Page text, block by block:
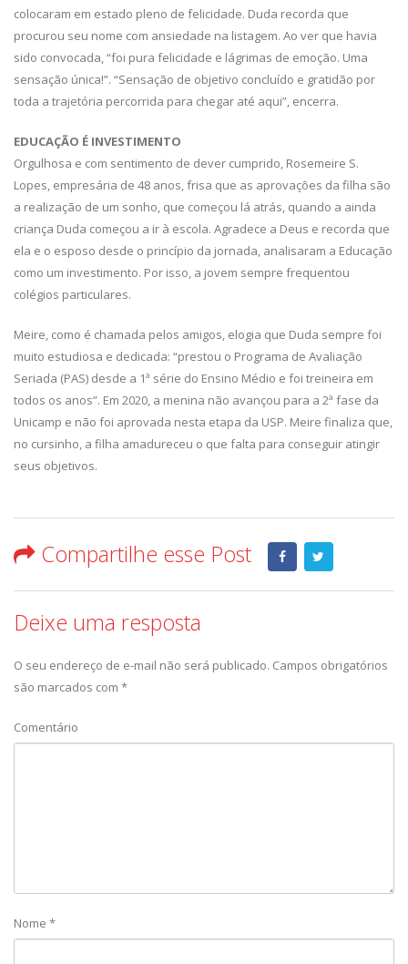
colocaram em estado pleno de felicidade. Duda recorda que
procurou seu nome com ansiedade na listagem. Ao ver que havia
sido convocada, “foi pura felicidade e lágrimas de emoção. Uma
sensação única!”. “Sensação de objetivo concluído e gratidão por
toda a trajetória percorrida para chegar até aqui”, encerra.
EDUCAÇÃO É INVESTIMENTO
Orgulhosa e com sentimento de dever cumprido, Rosemeire S.
Lopes, empresária de 48 anos, frisa que as aprovações da filha são
a realização de um sonho, que começou lá atrás, quando a ainda
criança Duda começou a ir à escola. Agradece a Deus e recorda que
ela e o esposo desde o princípio da jornada, analisaram a Educação
como um investimento. Por isso, a jovem sempre frequentou
colégios particulares.
Meire, como é chamada pelos amigos, elogia que Duda sempre foi
muito estudiosa e dedicada: “prestou o Programa de Avaliação
Seriada (PAS) desde a 1ª série do Ensino Médio e foi treineira em
todos os anos”. Em 2020, a menina não avançou para a 2ª fase da
Unicamp e não foi aprovada nesta etapa da USP. Meire finaliza que,
no cursinho, a filha amadureceu o que falta para conseguir atingir
seus objetivos.
Compartilhe esse Post
Deixe uma resposta
O seu endereço de e-mail não será publicado. Campos obrigatórios
são marcados com *
Comentário
Nome *